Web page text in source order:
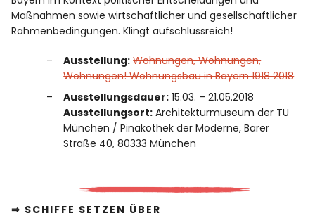
Maßnahmen sowie wirtschaftlicher und gesellschaftlicher
Rahmenbedingungen. Klingt aufschlussreich!
Ausstellung: Wohnungen, Wohnungen,
Wohnungen! Wohnungsbau in Bayern 1918 2018
Ausstellungsdauer: 15.03. – 21.05.2018
Ausstellungsort: Architekturmuseum der TU
München / Pinakothek der Moderne, Barer
Straße 40, 80333 München
⇒ SCHIFFE SETZEN ÜBER